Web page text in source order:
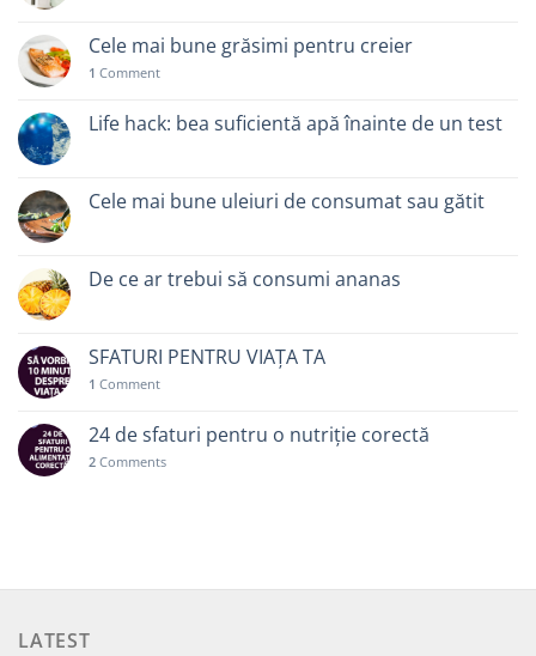
Cele mai bune grăsimi pentru creier
1 Comment
Life hack: bea suficientă apă înainte de un test
Cele mai bune uleiuri de consumat sau gătit
De ce ar trebui să consumi ananas
SFATURI PENTRU VIAȚA TA
1 Comment
24 de sfaturi pentru o nutriție corectă
2 Comments
LATEST